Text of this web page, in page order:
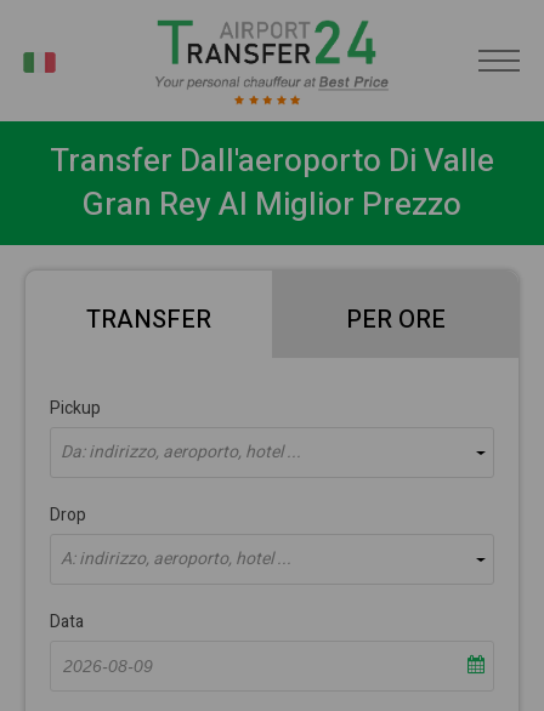
Transfer Dall'aeroporto Di Valle
Gran Rey Al Miglior Prezzo
TRANSFER PER ORE
Pickup
Da: indirizzo, aeroporto, hotel ...
Drop
A: indirizzo, aeroporto, hotel ...
Data